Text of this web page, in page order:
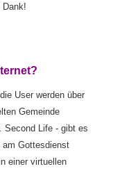
Dank!
User werden über
Gemeinde
Second Life - gibt es
am Gottesdienst
einer virtuellen